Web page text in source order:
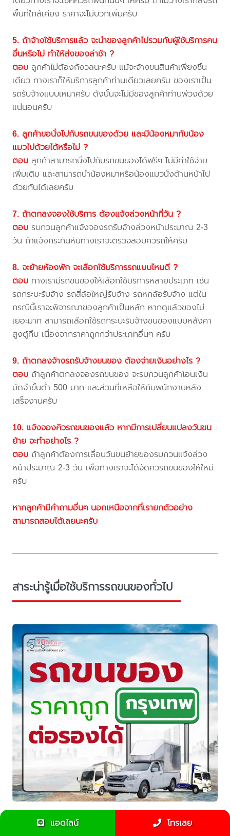
พื้นที่ใกล้เคียง ราคาจะไม่บวกเพิ่มครับ
5. ถ้าจ้างใช้บริการแล้ว จะนำของลูกค้าไปรวมกับผู้ใช้บริการคน
อื่นหรือไม่ ทำให้ส่งของล่าช้า ?
ตอบ ลูกค้าไม่ต้องกังวลนะครับ แม้จะจ้างขนสินค้าเพียงชิ้น
เดียว ทางเราก็ให้บริการลูกค้าท่านเดียวเลยครับ ของเราเป็น
รถรับจ้างแบบเหมาครับ ดังนั้นจะไม่มีของลูกค้าท่านพ่วงด้วย
แน่นอนครับ
6. ลูกค้าขอนั่งไปกับรถขนของด้วย และมีน้องหมากับน้อง
แมวไปด้วยได้หรือไม่ ?
ตอบ ลูกค้าสามารถนั่งไปกับรถขนของได้ฟรีๆ ไม่มีค่าใช้จ่าย
เพิ่มเติม และสามารถนำน้องหมาหรือน้องแมวนั่งด้านหน้าไป
ด้วยกันได้เลยครับ
7. ถ้าตกลงจองใช้บริการ ต้องแจ้งล่วงหน้ากี่วัน ?
ตอบ รบกวนลูกค้าแจ้งจองรถรับจ้างล่วงหน้าประมาณ 2-3
วัน ถ้าแจ้งกระทันหันทางเราจะตรวจสอบคิวรถให้ครับ
8. จะย้ายห้องพัก จะเลือกใช้บริการรถแบบไหนดี ?
ตอบ ทางเรามีรถขนของให้เลือกใช้บริการหลายประเภท เช่น
รถกระบะรับจ้าง รถสี่ล้อใหญ่รับจ้าง รถหกล้อรับจ้าง แต่ใน
กรณีนี้เราจะพิจารณาของลูกค้าเป็นหลัก หากดูแล้วของไม่
เยอะมาก สามารถเลือกใช้รถกระบะรับจ้างขนของแบบหลังคา
สูงตู้ทึบ เนื่องจากราคาถูกกว่าประเภทอื่นๆ ครับ
9. ถ้าตกลงจ้างรถรับจ้างขนของ ต้องจ่ายเงินอย่างไร ?
ตอบ ถ้าลูกค้าตกลงจองรถขนของ จะรบกวนลูกค้าโอนเงิน
มัดจำขั้นต่ำ 500 บาท และส่วนที่เหลือให้กับพนักงานหลัง
เสร็จงานครับ
10. แจ้งจองคิวรถขนของแล้ว หากมีการเปลี่ยนแปลงวันขน
ย้าย จะทำอย่างไร ?
ตอบ ถ้าลูกค้าต้องการเลื่อนวันขนย้ายของรบกวนแจ้งล่วง
หน้าประมาณ 2-3 วัน เพื่อทางเราจะได้จัดคิวรถขนของให้ใหม่
ครับ
หากลูกค้ามีคำถามอื่นๆ นอกเหนือจากที่เรายกตัวอย่าง
สามารถสอบได้เลยนะครับ
สาระน่ารู้เมื่อใช้บริการรถขนของทั่วไป
รถขนของกรุงเทพ รถขนของราคาถูก บริการ 24 ชั่วโมง
แอดไลน์ โทรเลย